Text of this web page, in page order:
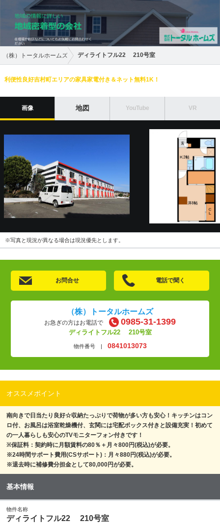
（株）トータルホームズ ディライトフル22 210号室
利便性良好吉村町エリアの家具家電付き＆ネット無料1K！
画像 地図 YouTube VR
※写真と現況が異なる場合は現況優先とします。
お問合せ 電話で聞く
（株）トータルホームズ
お急ぎの方はお電話で 0985-31-1399
ディライトフル22 210号室
物件番号 | 0841013073
オススメポイント
南向きで日当たり良好☆収納たっぷりで荷物が多い方も安心！キッチンはコン
ロ付、お風呂は浴室乾燥機付、玄関には宅配ボックス付きと設備充実！初めて
の一人暮らしも安心のTVモニターフォン付きです！
※保証料：契約時に月額賃料の80％＋月々800円(税込)が必要。
※24時間サポート費用(CSサポート)：月々880円(税込)が必要。
※退去時に補修費分担金として80,000円が必要。
基本情報
物件名称
ディライトフル22 210号室